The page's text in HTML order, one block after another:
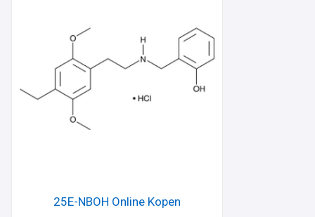
25E-NBOH Online Kopen